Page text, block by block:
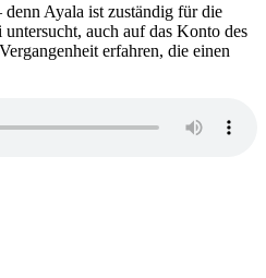
Ayala ist zuständig für die
auch auf das Konto des
erfahren, die einen